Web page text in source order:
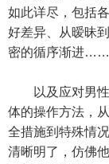
如此详尽，包括
好差异、从暧昧
密的循序渐进……
以及应对男性
体的操作方法，
全措施到特殊情
清晰明了，仿佛